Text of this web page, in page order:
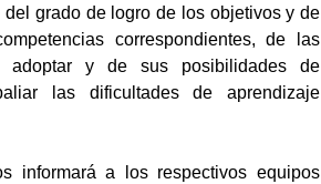
del grado de logro de los objetivos y de
correspondientes, de las
adoptar y de sus posibilidades de
las dificultades de aprendizaje
informará a los respectivos equipos